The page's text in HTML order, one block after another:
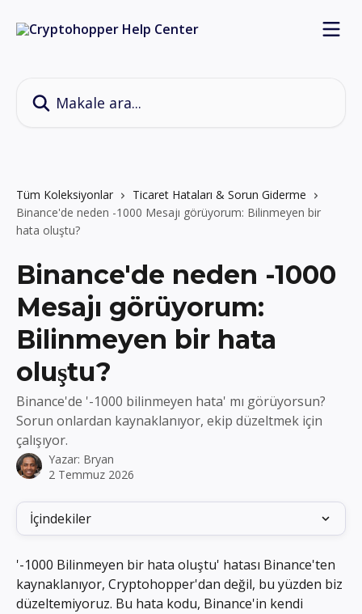
Tüm Koleksiyonlar
Ticaret Hataları & Sorun Giderme
Binance'de neden -1000 Mesajı görüyorum: Bilinmeyen bir
hata oluştu?
Binance'de neden -1000
Mesajı görüyorum:
Bilinmeyen bir hata
oluştu?
Binance'de '-1000 bilinmeyen hata' mı görüyorsun?
Sorun onlardan kaynaklanıyor, ekip düzeltmek için
çalışıyor.
Yazar: Bryan
2 Temmuz 2026
İçindekiler
'-1000 Bilinmeyen bir hata oluştu' hatası Binance'ten
kaynaklanıyor, Cryptohopper'dan değil, bu yüzden biz
düzeltemiyoruz. Bu hata kodu, Binance'in kendi